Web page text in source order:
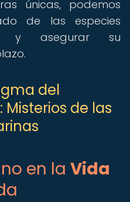
únicas, podemos
de las especies
y asegurar su
del
de las
en la Vida